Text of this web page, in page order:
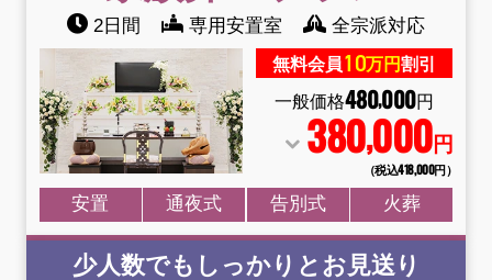
2日間 専用安置室 全宗派対応
無料会員10万円割引
一般価格480,000円
380,000円
（税込418,000円）
安置 通夜式 告別式 火葬
少人数でもしっかりとお見送り